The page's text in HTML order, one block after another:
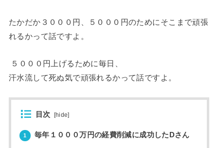
たかだか３０００円、５０００円のためにそこまで頑張
れるかって話ですよ。
５０００円上げるために毎日、
汗水流して死ぬ気で頑張れるかって話ですよ。
目次 [hide]
1 毎年１０００万円の経費削減に成功したDさん